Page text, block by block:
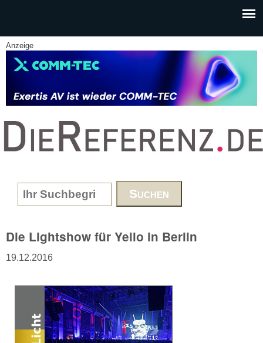
Anzeige
www.DieReferenz.de
Search form
Die Lightshow für Yello in Berlin
19.12.2016